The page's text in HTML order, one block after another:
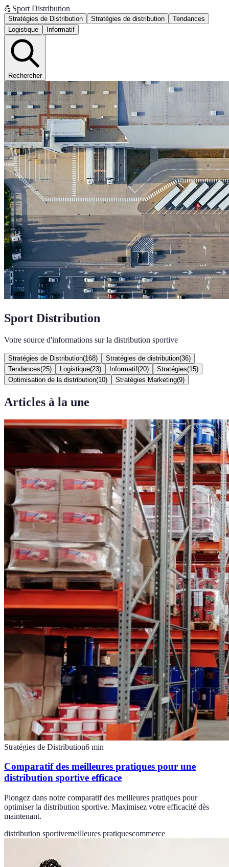
💪Sport Distribution
Stratégies de Distribution Stratégies de distribution
Tendances
Logistique
Informatif
Rechercher
Sport Distribution
Votre source d'informations sur la distribution sportive
Stratégies de Distribution(168) Stratégies de distribution(36)
Tendances(25) Logistique(23) Informatif(20) Stratégies(15)
Optimisation de la distribution(10) Stratégies Marketing(9)
Articles à la une
Stratégies de Distribution6 min
Comparatif des meilleures pratiques pour une
distribution sportive efficace
Plongez dans notre comparatif des meilleures pratiques pour
optimiser la distribution sportive. Maximisez votre efficacité dès
maintenant.
distribution sportivemeilleures pratiquescommerce